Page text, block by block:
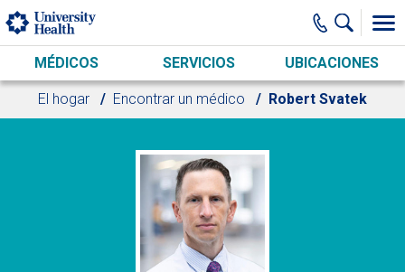
Skip to main content
MÉDICOS SERVICIOS UBICACIONES
El hogar Encontrar un médico Robert Svatek